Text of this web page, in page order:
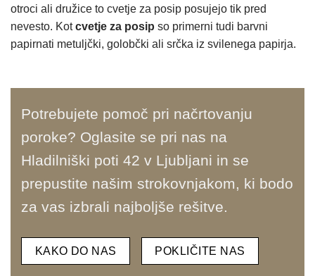
otroci ali družice to cvetje za posip posujejo tik pred
nevesto. Kotcvetje za posip so primerni tudi barvni
papirnati metuljčki, golobčki ali srčka iz svilenega papirja.
Potrebujete pomoč pri načrtovanju
poroke? Oglasite se pri nas na
Hladilniški poti 42 v Ljubljani in se
prepustite našim strokovnjakom, ki bodo
za vas izbrali najboljše rešitve.
KAKO DO NAS POKLIČITE NAS